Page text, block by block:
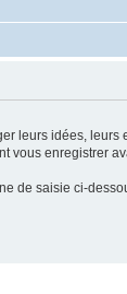
leurs idées, leurs
vous enregistrer
de saisie ci-